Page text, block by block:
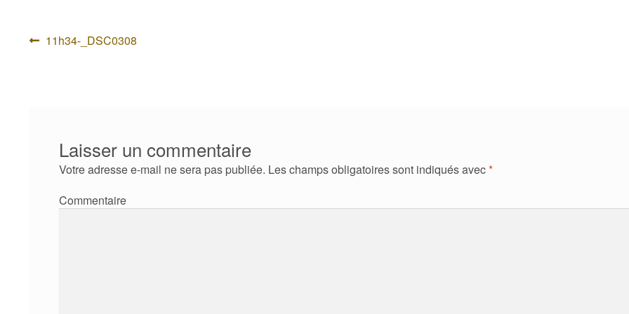
Navigation
Article
11h34-_DSC0308
Laisser un commentaire
Votre adresse e-mail ne sera pas publiée. Les champs obligatoires sont indiqués avec*